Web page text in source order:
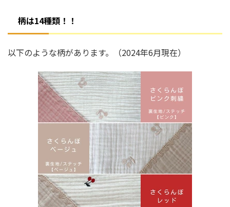
柄は14種類！！
以下のような柄があります。（2024年6月現在）